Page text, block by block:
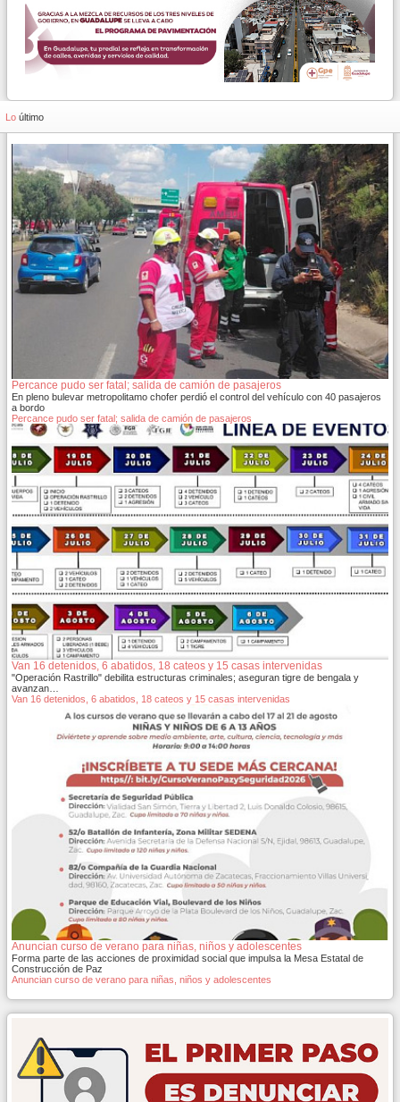
Lo último
Percance pudo ser fatal; salida de camión de pasajeros
En pleno bulevar metropolitamo chofer perdió el control del vehículo con 40 pasajeros
a bordo
Percance pudo ser fatal; salida de camión de pasajeros
Van 16 detenidos, 6 abatidos, 18 cateos y 15 casas intervenidas
"Operación Rastrillo" debilita estructuras criminales; aseguran tigre de bengala y
avanzan…
Van 16 detenidos, 6 abatidos, 18 cateos y 15 casas intervenidas
Anuncian curso de verano para niñas, niños y adolescentes
Forma parte de las acciones de proximidad social que impulsa la Mesa Estatal de
Construcción de Paz
Anuncian curso de verano para niñas, niños y adolescentes